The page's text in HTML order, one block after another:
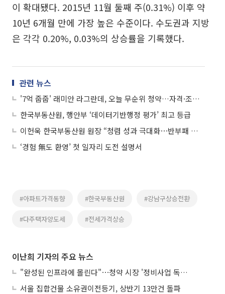
이 확대됐다. 2015년 11월 둘째 주(0.31%) 이후 약
10년 6개월 만에 가장 높은 수준이다. 수도권과 지방
은 각각 0.20%, 0.03%의 상승률을 기록했다.
관련 뉴스
'7억 줍줍' 래미안 라그란데, 오늘 무순위 청약…자격·조건은?
한국부동산원, 행안부 ‘데이터기반행정 평가’ 최고 등급
이헌욱 한국부동산원 원장 “청렴 성과 극대화⋯반부패 직접 참여”
‘경험 無도 환영’ 첫 일자리 도전 설명서
#아파트가격동향 #한국부동산원 #강남구상승전환
#다주택자양도세 #전세가격상승
이난희 기자의 주요 뉴스
"완성된 인프라에 몰린다"⋯청약 시장 '정비사업 독주' 42배 격차
서울 집합건물 소유권이전등기, 상반기 13만건 돌파